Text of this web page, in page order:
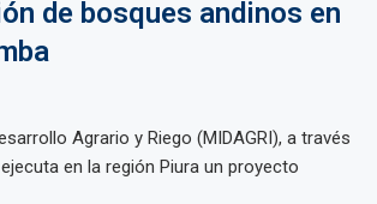
de bosques andinos en
Agrario y Riego (MIDAGRI), a través
ejecuta en la región Piura un proyecto